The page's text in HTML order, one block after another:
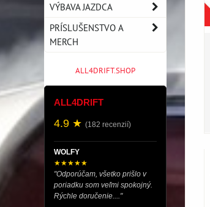
VÝBAVA JAZDCA
PRÍSLUŠENSTVO A
MERCH
ALL4DRIFT.SHOP
ALL4DRIFT
4.9 ★ (182 recenzií)
WOLFY
★★★★★
"Odporúčam, všetko prišlo v
poriadku som veľmi spokojný.
Rýchle doručenie...."